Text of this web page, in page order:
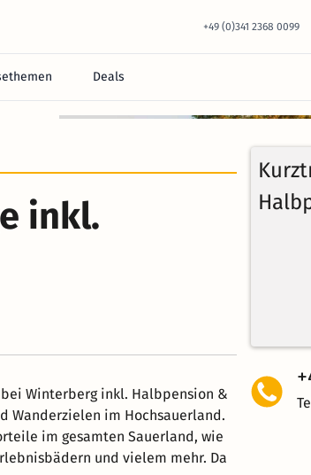
+49 (0)341 2368 0099
Deals
inkl.
Winterberg inkl. Halbpension &
im gesamten Sauerland, wie
und vielem mehr. Da